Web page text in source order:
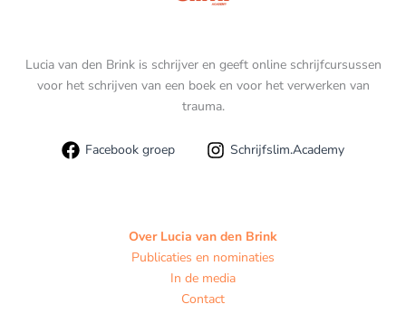
Lucia van den Brink is schrijver en geeft online schrijfcursussen
voor het schrijven van een boek en voor het verwerken van
trauma.
Facebook groep Schrijfslim.Academy
Over Lucia van den Brink
Publicaties en nominaties
In de media
Contact